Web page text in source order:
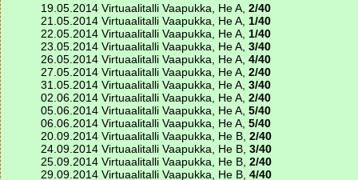
19.05.2014 Virtuaalitalli Vaapukka, He A, 2/40
21.05.2014 Virtuaalitalli Vaapukka, He A, 1/40
22.05.2014 Virtuaalitalli Vaapukka, He A, 1/40
23.05.2014 Virtuaalitalli Vaapukka, He A, 3/40
26.05.2014 Virtuaalitalli Vaapukka, He A, 4/40
27.05.2014 Virtuaalitalli Vaapukka, He A, 2/40
31.05.2014 Virtuaalitalli Vaapukka, He A, 3/40
02.06.2014 Virtuaalitalli Vaapukka, He A, 2/40
05.06.2014 Virtuaalitalli Vaapukka, He A, 5/40
06.06.2014 Virtuaalitalli Vaapukka, He A, 5/40
20.09.2014 Virtuaalitalli Vaapukka, He B, 2/40
24.09.2014 Virtuaalitalli Vaapukka, He B, 3/40
25.09.2014 Virtuaalitalli Vaapukka, He B, 2/40
29.09.2014 Virtuaalitalli Vaapukka, He B, 4/40